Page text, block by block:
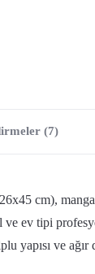
(7)
cm),
ve ev tipi
yapısı ve